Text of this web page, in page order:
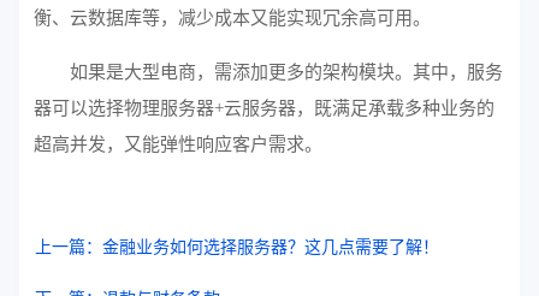
衡、云数据库等，减少成本又能实现冗余高可用。
如果是大型电商，需添加更多的架构模块。其中，服务
器可以选择物理服务器+云服务器，既满足承载多种业务的
超高并发，又能弹性响应客户需求。
上一篇：金融业务如何选择服务器？这几点需要了解！